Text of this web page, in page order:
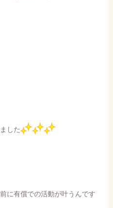
した
に有償での活動が叶うんです